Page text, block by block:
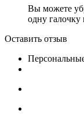
Вы можете
одну галочку
Оставить отзыв